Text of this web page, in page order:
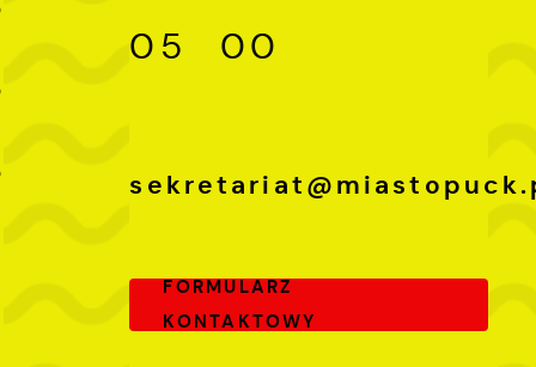
05 00
FORMULARZ
KONTAKTOWY